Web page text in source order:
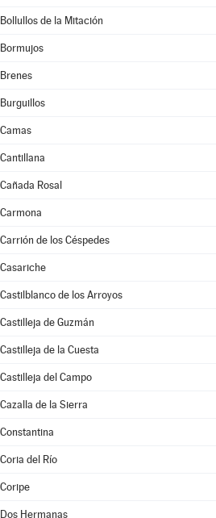
Bollullos de la Mitación
Bormujos
Brenes
Burguillos
Camas
Cantillana
Cañada Rosal
Carmona
Carrión de los Céspedes
Casariche
Castilblanco de los Arroyos
Castilleja de Guzmán
Castilleja de la Cuesta
Castilleja del Campo
Cazalla de la Sierra
Constantina
Coria del Río
Coripe
Dos Hermanas